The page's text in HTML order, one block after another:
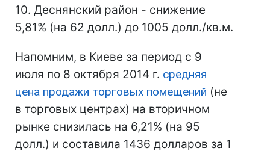
10. Деснянский район - снижение
5,81% (на 62 долл.) до 1005 долл./кв.м.
Напомним, в Киеве за период с 9
июля по 8 октября 2014 г. средняя
цена продажи торговых помещений (не
в торговых центрах) на вторичном
рынке снизилась на 6,21% (на 95
долл.) и составила 1436 долларов за 1